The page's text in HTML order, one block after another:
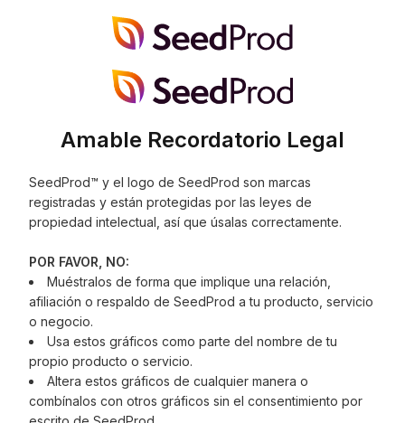
Amable Recordatorio Legal
SeedProd™ y el logo de SeedProd son marcas
registradas y están protegidas por las leyes de
propiedad intelectual, así que úsalas correctamente.
POR FAVOR, NO:
Muéstralos de forma que implique una relación,
afiliación o respaldo de SeedProd a tu producto, servicio
o negocio.
Usa estos gráficos como parte del nombre de tu
propio producto o servicio.
Altera estos gráficos de cualquier manera o
combínalos con otros gráficos sin el consentimiento por